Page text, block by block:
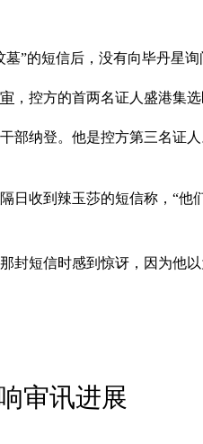
”的短信后，没有向毕丹星
，控方的首两名证人盛港集
部纳登。他是控方第三名证人
日收到辣玉莎的短信称，“
封短信时感到惊讶，因为他
审讯进展